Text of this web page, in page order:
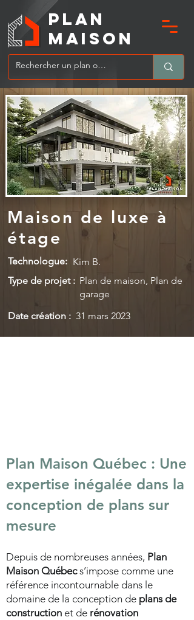
MAIsoN
PLAN
Maison de luxe à
étage
Technologue: Kim B.
Type de projet : Plan de maison, Plan de
garage
Date création : 31 mars 2023
Plan Maison Québec : Une
expertise inégalée dans la
conception de plans sur
mesure
Depuis de nombreuses années, Plan
Maison Québecs’impose comme une
référence incontournable dans le
domaine de la conception de plans de
construction et de rénovation